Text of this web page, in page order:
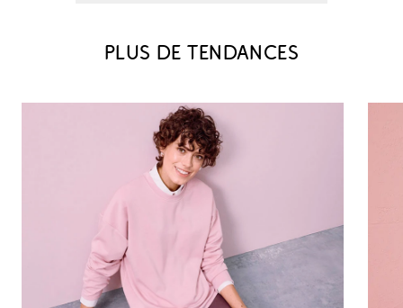
PLUS DE TENDANCES